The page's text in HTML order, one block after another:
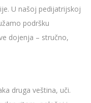
U našoj pedijatrijskoj
podršku
dojenja – stručno,
druga veština, uči.